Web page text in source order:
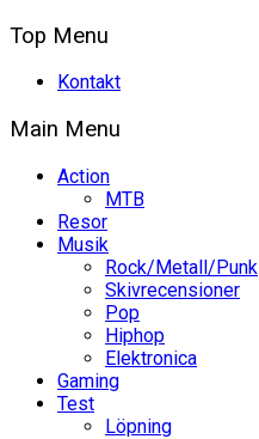
Top Menu
Kontakt
Main Menu
Action
MTB
Resor
Musik
Rock/Metall/Punk
Skivrecensioner
Pop
Hiphop
Elektronica
Gaming
Test
Löpning